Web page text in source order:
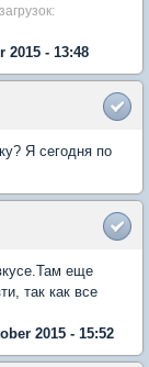
2015 - 13:48
Я сегодня по
еще
так как все
2015 - 15:52